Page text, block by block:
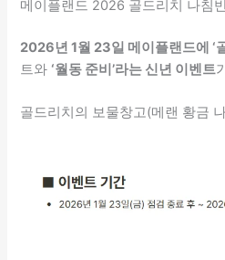
메이플랜드 2026 골드리치 나침
2026년 1월 23일 메이플랜드에 ‘
트와 ‘월동 준비’라는 신년 이벤트
골드리치의 보물창고(메랜 황금